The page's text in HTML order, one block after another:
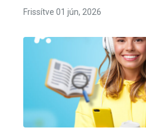
Frissítve 01 jún, 2026